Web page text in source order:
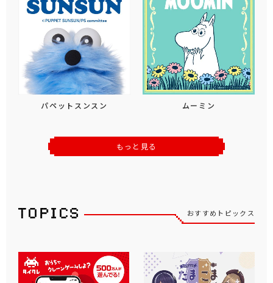
パペットスンスン ムーミン
もっと見る
おすすめトピックス